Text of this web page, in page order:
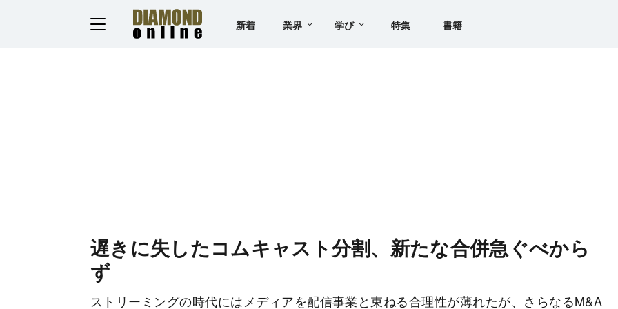
新着 業界 学び 特集 書籍
遅きに失したコムキャスト分割、新たな合併急ぐべから
ず
ストリーミングの時代にはメディアを配信事業と束ねる合理性が薄れたが、さらなるM&A